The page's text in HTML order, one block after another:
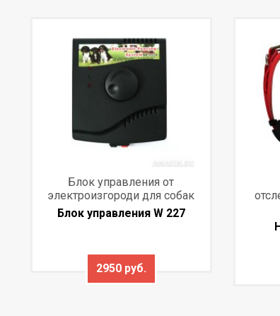
Блок управления от
электроизгороди для собак
Блок управления W 227
2950 руб.